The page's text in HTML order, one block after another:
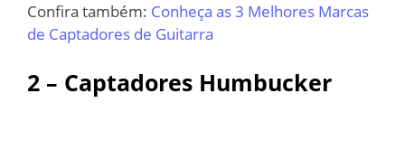
Confira também: Conheça as 3 Melhores Marcas
de Captadores de Guitarra
2 – Captadores Humbucker